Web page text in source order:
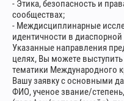
- Этика, безопасность и
сообществах;
- Междисциплинарные
идентичности в диаспорной
Указанные направления
целях, Вы можете
тематики Международного
Вашу заявку с основными
ФИО, ученое звание/